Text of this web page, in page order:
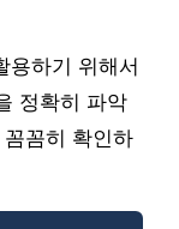
용하기 위해서
정확히 파악
꼼히 확인하